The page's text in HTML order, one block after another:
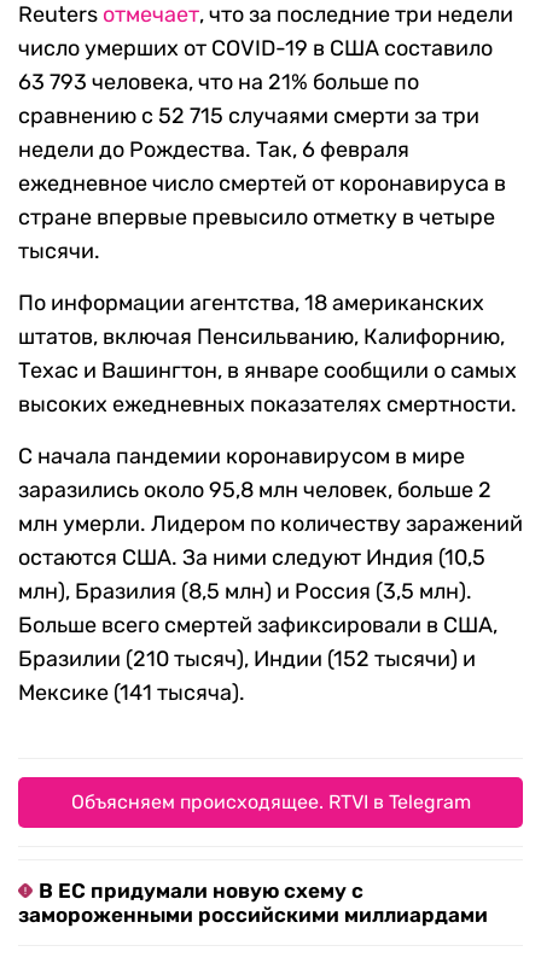
Reuters отмечает, что за последние три недели
число умерших от COVID-19 в США составило
63 793 человека, что на 21% больше по
сравнению с 52 715 случаями смерти за три
недели до Рождества. Так, 6 февраля
ежедневное число смертей от коронавируса в
стране впервые превысило отметку в четыре
тысячи.
По информации агентства, 18 американских
штатов, включая Пенсильванию, Калифорнию,
Техас и Вашингтон, в январе сообщили о самых
высоких ежедневных показателях смертности.
С начала пандемии коронавирусом в мире
заразились около 95,8 млн человек, больше 2
млн умерли. Лидером по количеству заражений
остаются США. За ними следуют Индия (10,5
млн), Бразилия (8,5 млн) и Россия (3,5 млн).
Больше всего смертей зафиксировали в США,
Бразилии (210 тысяч), Индии (152 тысячи) и
Мексике (141 тысяча).
Объясняем происходящее. RTVI в Telegram
В ЕС придумали новую схему с
замороженными российскими миллиардами